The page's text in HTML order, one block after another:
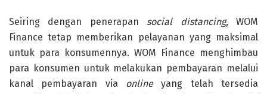
Seiring dengan penerapan social distancing, WOM
Finance tetap memberikan pelayanan yang maksimal
untuk para konsumennya. WOM Finance menghimbau
para konsumen untuk melakukan pembayaran melalui
kanal pembayaran via onlineyang telah tersedia